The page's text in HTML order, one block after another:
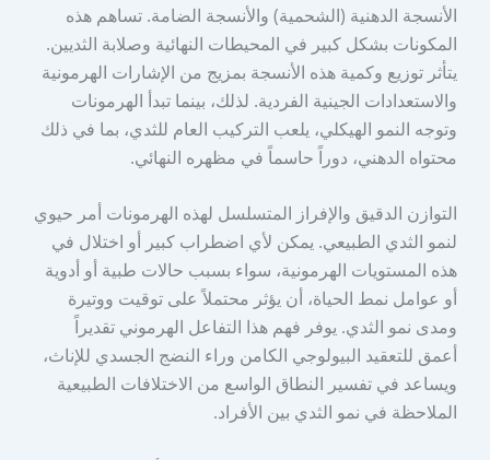
الأنسجة الدهنية (الشحمية) والأنسجة الضامة. تساهم هذه
المكونات بشكل كبير في المحيطات النهائية وصلابة الثديين.
يتأثر توزيع وكمية هذه الأنسجة بمزيج من الإشارات الهرمونية
والاستعدادات الجينية الفردية. لذلك، بينما تبدأ الهرمونات
وتوجه النمو الهيكلي، يلعب التركيب العام للثدي، بما في ذلك
محتواه الدهني، دوراً حاسماً في مظهره النهائي.
التوازن الدقيق والإفراز المتسلسل لهذه الهرمونات أمر حيوي
لنمو الثدي الطبيعي. يمكن لأي اضطراب كبير أو اختلال في
هذه المستويات الهرمونية، سواء بسبب حالات طبية أو أدوية
أو عوامل نمط الحياة، أن يؤثر محتملاً على توقيت ووتيرة
ومدى نمو الثدي. يوفر فهم هذا التفاعل الهرموني تقديراً
أعمق للتعقيد البيولوجي الكامن وراء النضج الجسدي للإناث،
ويساعد في تفسير النطاق الواسع من الاختلافات الطبيعية
الملاحظة في نمو الثدي بين الأفراد.